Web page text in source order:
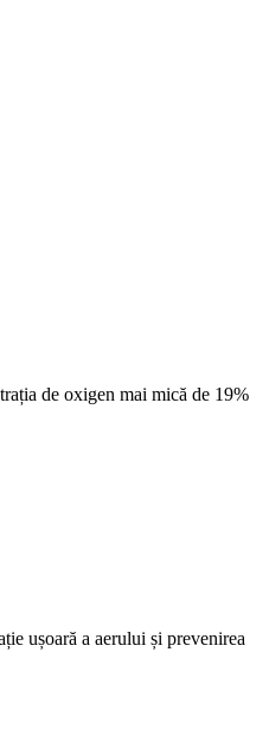
de oxigen mai mică de 19%
ușoară a aerului și prevenirea